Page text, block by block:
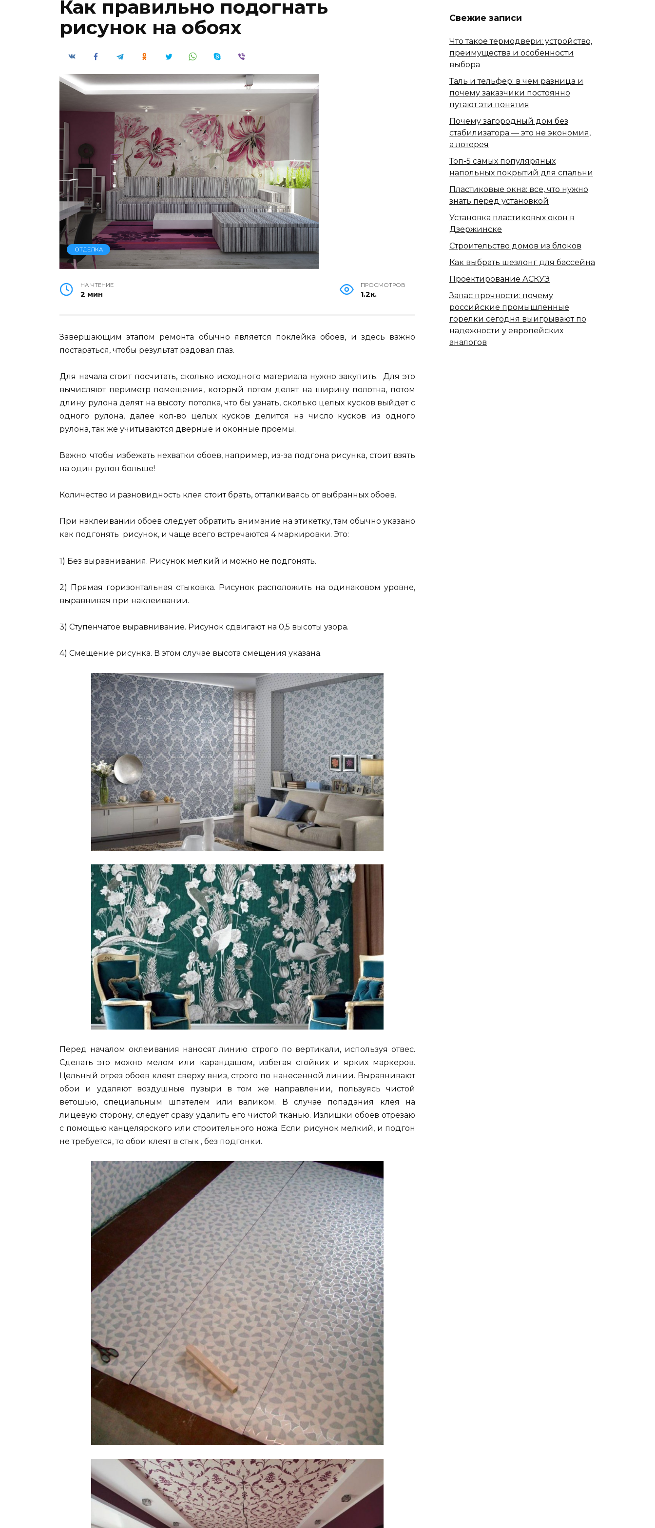
Как правильно подогнать
рисунок на обоях
ОТДЕЛКА
НА ЧТЕНИЕ
2 мин
ПРОСМОТРОВ
1.2к.
Завершающим этапом ремонта обычно является поклейка обоев, и здесь важно
постараться, чтобы результат радовал глаз.
Для начала стоит посчитать, сколько исходного материала нужно закупить. Для это
вычисляют периметр помещения, который потом делят на ширину полотна, потом
длину рулона делят на высоту потолка, что бы узнать, сколько целых кусков выйдет с
одного рулона, далее кол-во целых кусков делится на число кусков из одного
рулона, так же учитываются дверные и оконные проемы.
Важно: чтобы избежать нехватки обоев, например, из-за подгона рисунка, стоит взять
на один рулон больше!
Количество и разновидность клея стоит брать, отталкиваясь от выбранных обоев.
При наклеивании обоев следует обратить внимание на этикетку, там обычно указано
как подгонять рисунок, и чаще всего встречаются 4 маркировки. Это:
1) Без выравнивания. Рисунок мелкий и можно не подгонять.
2) Прямая горизонтальная стыковка. Рисунок расположить на одинаковом уровне,
выравнивая при наклеивании.
3) Ступенчатое выравнивание. Рисунок сдвигают на 0,5 высоты узора.
4) Смещение рисунка. В этом случае высота смещения указана.
Перед началом оклеивания наносят линию строго по вертикали, используя отвес.
Сделать это можно мелом или карандашом, избегая стойких и ярких маркеров.
Цельный отрез обоев клеят сверху вниз, строго по нанесенной линии. Выравнивают
обои и удаляют воздушные пузыри в том же направлении, пользуясь чистой
ветошью, специальным шпателем или валиком. В случае попадания клея на
лицевую сторону, следует сразу удалить его чистой тканью. Излишки обоев отрезаю
с помощью канцелярского или строительного ножа. Если рисунок мелкий, и подгон
не требуется, то обои клеят в стык , без подгонки.
Свежие записи
Что такое термодвери: устройство,
преимущества и особенности
выбора
Таль и тельфер: в чем разница и
почему заказчики постоянно
путают эти понятия
Почему загородный дом без
стабилизатора — это не экономия,
а лотерея
Топ-5 самых популяряных
напольных покрытий для спальни
Пластиковые окна: все, что нужно
знать перед установкой
Установка пластиковых окон в
Дзержинске
Строительство домов из блоков
Как выбрать шезлонг для бассейна
Проектирование АСКУЭ
Запас прочности: почему
российские промышленные
горелки сегодня выигрывают по
надежности у европейских
аналогов